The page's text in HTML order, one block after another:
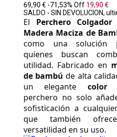
69,90 € -71,53% Off 19,90 €
SALDO - SIN DEVOLUCION,
El Perchero
Madera Maciza de
como una solución
quienes buscan
utilidad. Fabricado en
de bambú de alta
un elegante color
perchero no solo
sofisticación a
que también
versatilidad en su uso.